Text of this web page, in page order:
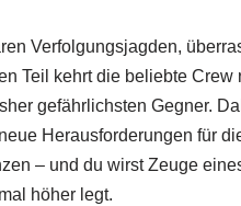
Verfolgungsjagden,
Teil kehrt die beliebte Crew
gefährlichsten Gegner.
Herausforderungen für
– und du wirst Zeuge
höher legt.